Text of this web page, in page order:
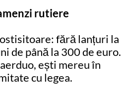
rutiere
fără lanțuri la
de până la 300 de euro.
ești mereu în
cu legea.